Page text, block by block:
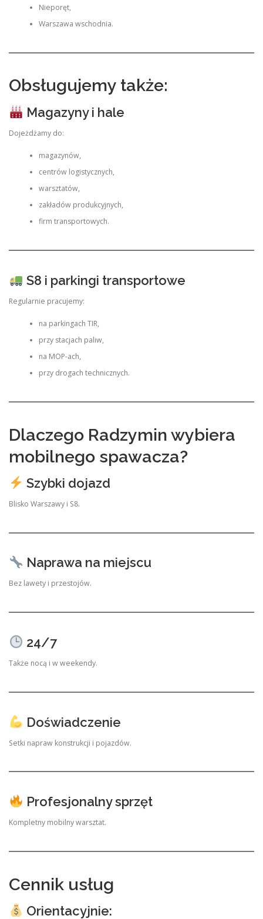
Nieporęt,
Warszawa wschodnia.
Obsługujemy także:
Magazyny i hale
Dojeżdżamy do:
magazynów,
centrów logistycznych,
warsztatów,
zakładów produkcyjnych,
firm transportowych.
S8 i parkingi transportowe
Regularnie pracujemy:
na parkingach TIR,
przy stacjach paliw,
na MOP-ach,
przy drogach technicznych.
Dlaczego Radzymin wybiera
mobilnego spawacza?
Szybki dojazd
Blisko Warszawy i S8.
Naprawa na miejscu
Bez lawety i przestojów.
24/7
Także nocą i w weekendy.
Doświadczenie
Setki napraw konstrukcji i pojazdów.
Profesjonalny sprzęt
Kompletny mobilny warsztat.
Cennik usług
Orientacyjnie: